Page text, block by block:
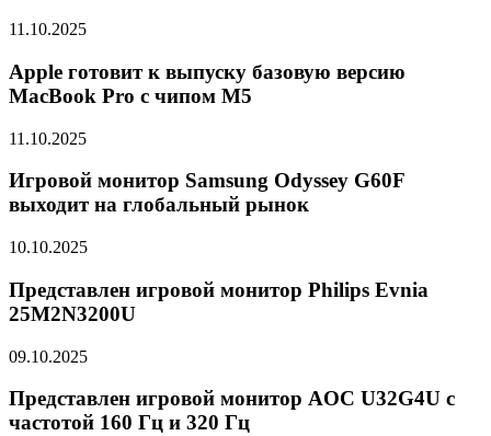
11.10.2025
Apple готовит к выпуску базовую версию
MacBook Pro с чипом M5
11.10.2025
Игровой монитор Samsung Odyssey G60F
выходит на глобальный рынок
10.10.2025
Представлен игровой монитор Philips Evnia
25M2N3200U
09.10.2025
Представлен игровой монитор AOC U32G4U с
частотой 160 Гц и 320 Гц